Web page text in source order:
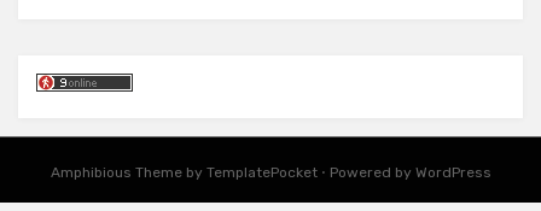
Amphibious Theme by TemplatePocket ⋅ Powered by WordPress